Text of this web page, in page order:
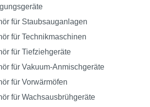
für Staubsauganlagen
für Technikmaschinen
für Tiefziehgeräte
für Vakuum-Anmischgeräte
für Vorwärmöfen
für Wachsausbrühgeräte